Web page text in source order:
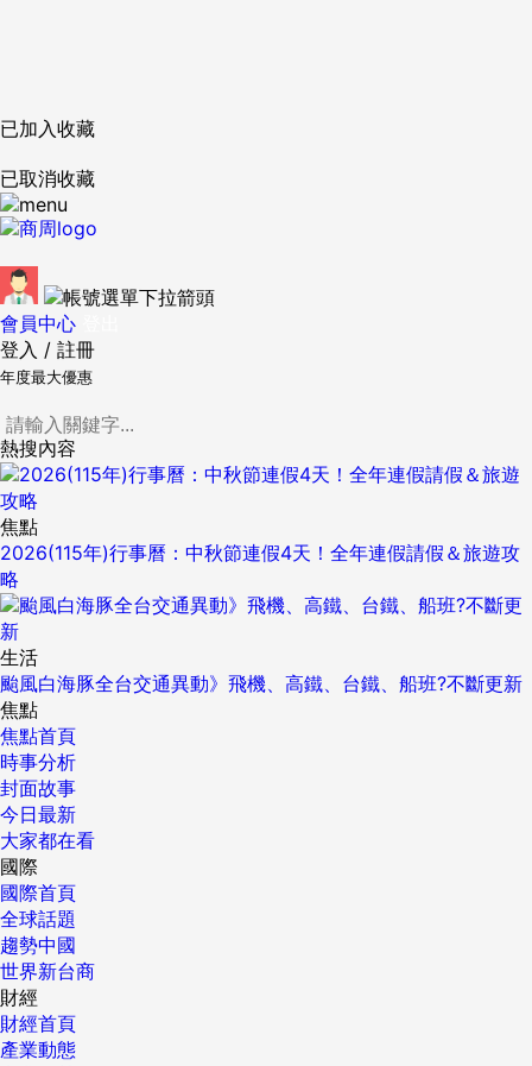
已加入收藏
已取消收藏
會員中心
登入 / 註冊
年度最大優惠
熱搜內容
焦點
2026(115年)行事曆：中秋節連假4天！全年連假請假＆旅遊攻
略
生活
颱風白海豚全台交通異動》飛機、高鐵、台鐵、船班?不斷更新
焦點
焦點首頁
時事分析
封面故事
今日最新
大家都在看
國際
國際首頁
全球話題
趨勢中國
世界新台商
財經
財經首頁
產業動態